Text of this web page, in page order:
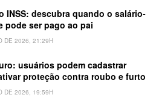
INSS: descubra quando o salário-
pode ser pago ao pai
DE 2026, 21:29H
usuários podem cadastrar
proteção contra roubo e furto
DE 2026, 19:59H